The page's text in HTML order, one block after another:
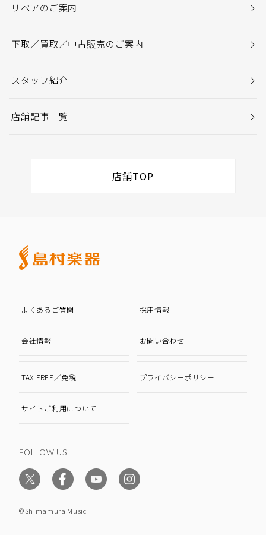
リペアのご案内
下取／買取／中古販売のご案内
スタッフ紹介
店舗記事一覧
店舗TOP
よくあるご質問 採用情報
会社情報 お問い合わせ
TAX FREE／免税 プライバシーポリシー
サイトご利用について
FOLLOW US
©Shimamura Music